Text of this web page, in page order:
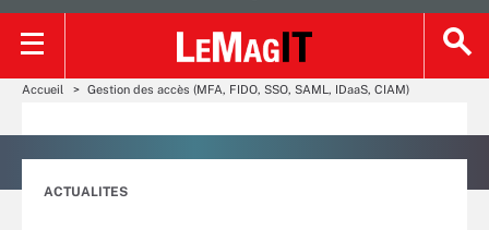
Accueil Gestion des accès (MFA, FIDO, SSO, SAML, IDaaS, CIAM)
ACTUALITES